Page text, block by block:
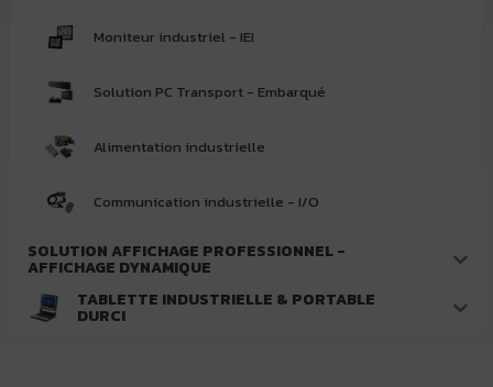
Moniteur industriel - IEI
Solution PC Transport - Embarqué
Alimentation industrielle
Communication industrielle - I/O
SOLUTION AFFICHAGE PROFESSIONNEL -
AFFICHAGE DYNAMIQUE
TABLETTE INDUSTRIELLE & PORTABLE
DURCI